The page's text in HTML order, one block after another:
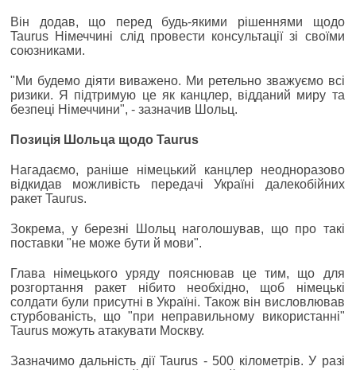
Він додав, що перед будь-якими рішеннями щодо
Taurus Німеччині слід провести консультації зі своїми
союзниками.
"Ми будемо діяти виважено. Ми ретельно зважуємо всі
ризики. Я підтримую це як канцлер, відданий миру та
безпеці Німеччини", - зазначив Шольц.
Позиція Шольца щодо Taurus
Нагадаємо, раніше німецький канцлер неодноразово
відкидав можливість передачі Україні далекобійних
ракет Taurus.
Зокрема, у березні Шольц наголошував, що про такі
поставки "не може бути й мови".
Глава німецького уряду пояснював це тим, що для
розгортання ракет нібито необхідно, щоб німецькі
солдати були присутні в Україні. Також він висловлював
стурбованість, що "при неправильному використанні"
Taurus можуть атакувати Москву.
Зазначимо дальність дії Taurus - 500 кілометрів. У разі